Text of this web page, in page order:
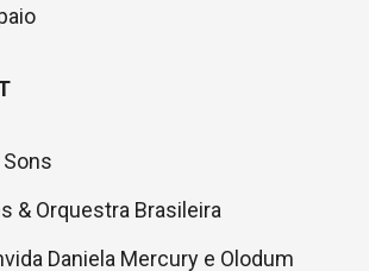
& Orquestra Brasileira
Daniela Mercury e Olodum